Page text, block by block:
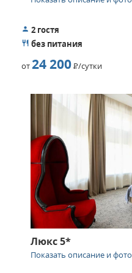
2 гостя
без питания
от24 200Р/сутки
Люкс 5*
Показать описание и фото